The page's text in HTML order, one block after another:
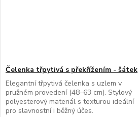
Čelenka třpytivá s překřížením - šátek
Elegantní třpytivá čelenka s uzlem v
pružném provedení (48–63 cm). Stylový
polyesterový materiál s texturou ideální
pro slavnostní i běžný účes.